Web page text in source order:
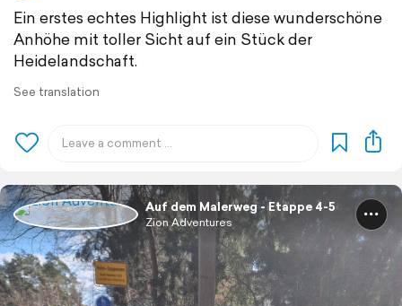
Ein erstes echtes Highlight ist diese wunderschöne
Anhöhe mit toller Sicht auf ein Stück der
Heidelandschaft.
See translation
Auf dem Malerweg - Etappe 4-5
Zion Adventures